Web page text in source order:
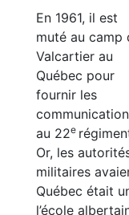
En 1961, il est
muté au camp
Valcartier au
Québec pour
fournir les
au 22e
Or, les
militaires
Québec était
l’école